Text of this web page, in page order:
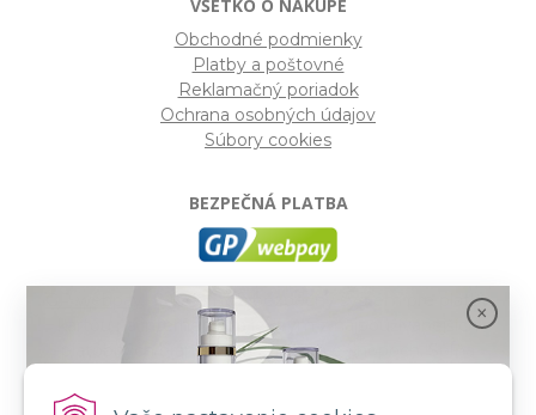
VŠETKO O NÁKUPE
Obchodné podmienky
Platby a poštovné
Reklamačný poriadok
Ochrana osobných údajov
Súbory cookies
BEZPEČNÁ PLATBA
- Moderný a bezpečný systém pre platby
kartou na internete. Je jedným z najpoužívanejších
platobných brán na slovenských e-shopoch. Spĺňa